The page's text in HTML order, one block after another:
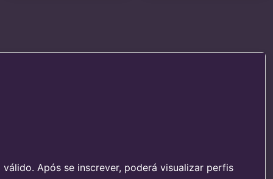
Após se inscrever, poderá visualizar perfis